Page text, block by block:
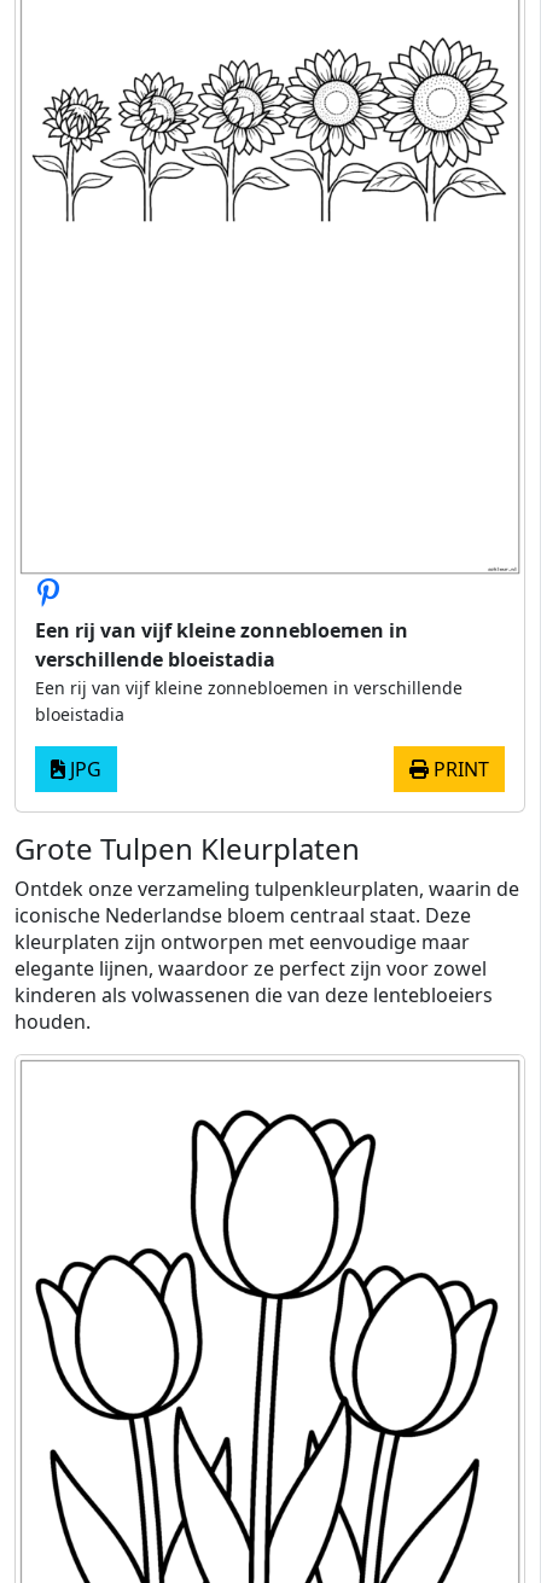
Een rij van vijf kleine zonnebloemen in
verschillende bloeistadia
Een rij van vijf kleine zonnebloemen in verschillende
bloeistadia
JPG PRINT
Grote Tulpen Kleurplaten
Ontdek onze verzameling tulpenkleurplaten, waarin de
iconische Nederlandse bloem centraal staat. Deze
kleurplaten zijn ontworpen met eenvoudige maar
elegante lijnen, waardoor ze perfect zijn voor zowel
kinderen als volwassenen die van deze lentebloeiers
houden.